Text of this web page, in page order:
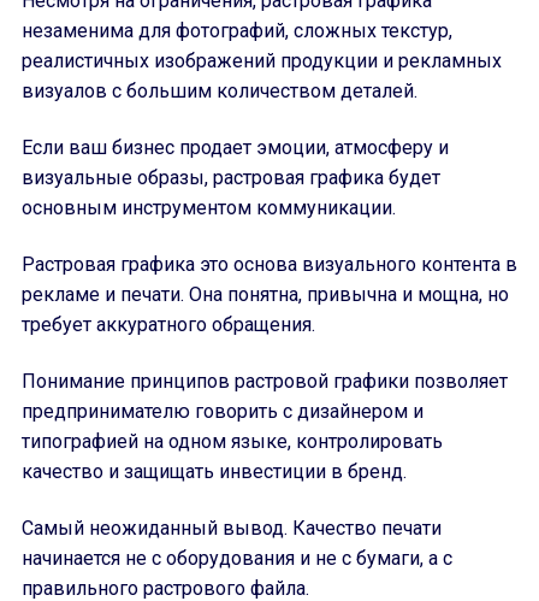
незаменима для фотографий, сложных текстур,
реалистичных изображений продукции и рекламных
визуалов с большим количеством деталей.
Если ваш бизнес продает эмоции, атмосферу и
визуальные образы, растровая графика будет
основным инструментом коммуникации.
Растровая графика это основа визуального контента в
рекламе и печати. Она понятна, привычна и мощна, но
требует аккуратного обращения.
Понимание принципов растровой графики позволяет
предпринимателю говорить с дизайнером и
типографией на одном языке, контролировать
качество и защищать инвестиции в бренд.
Самый неожиданный вывод. Качество печати
начинается не с оборудования и не с бумаги, а с
правильного растрового файла.